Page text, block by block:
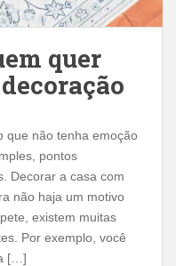
quer
que não tenha emoção
pontos
Decorar a casa com
não haja um motivo
existem muitas
Por exemplo, você
[…]